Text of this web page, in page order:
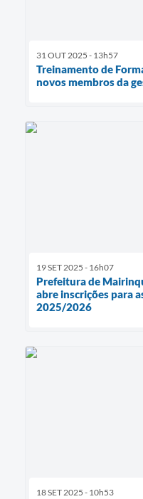
31 OUT 2025 - 13h57
Treinamento de
novos membros da
19 SET 2025 - 16h07
Prefeitura de
abre inscrições para
2025/2026
18 SET 2025 - 10h53